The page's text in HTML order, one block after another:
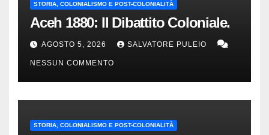
STORIA, COLONIALISMO E POST-COLONIALITÀ
Aceh 1880: Il Dibattito Coloniale.
AGOSTO 5, 2026 SALVATORE PULEIO
NESSUN COMMENTO
STORIA, COLONIALISMO E POST-COLONIALITÀ